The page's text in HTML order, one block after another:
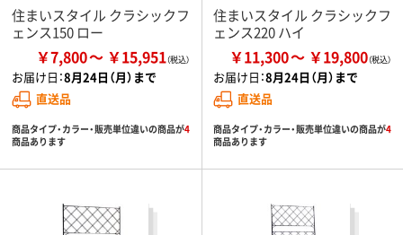
住まいスタイル クラシックフ
ェンス150 ロー
￥7,800 ￥15,951
お届け日：8月24日（月）まで
直送品
商品タイプ・カラー・販売単位違いの商品が4
商品あります
住まいスタイル クラシックフ
ェンス220 ハイ
￥11,300 ￥19,800
お届け日：8月24日（月）まで
直送品
商品タイプ・カラー・販売単位違いの商品が4
商品あります